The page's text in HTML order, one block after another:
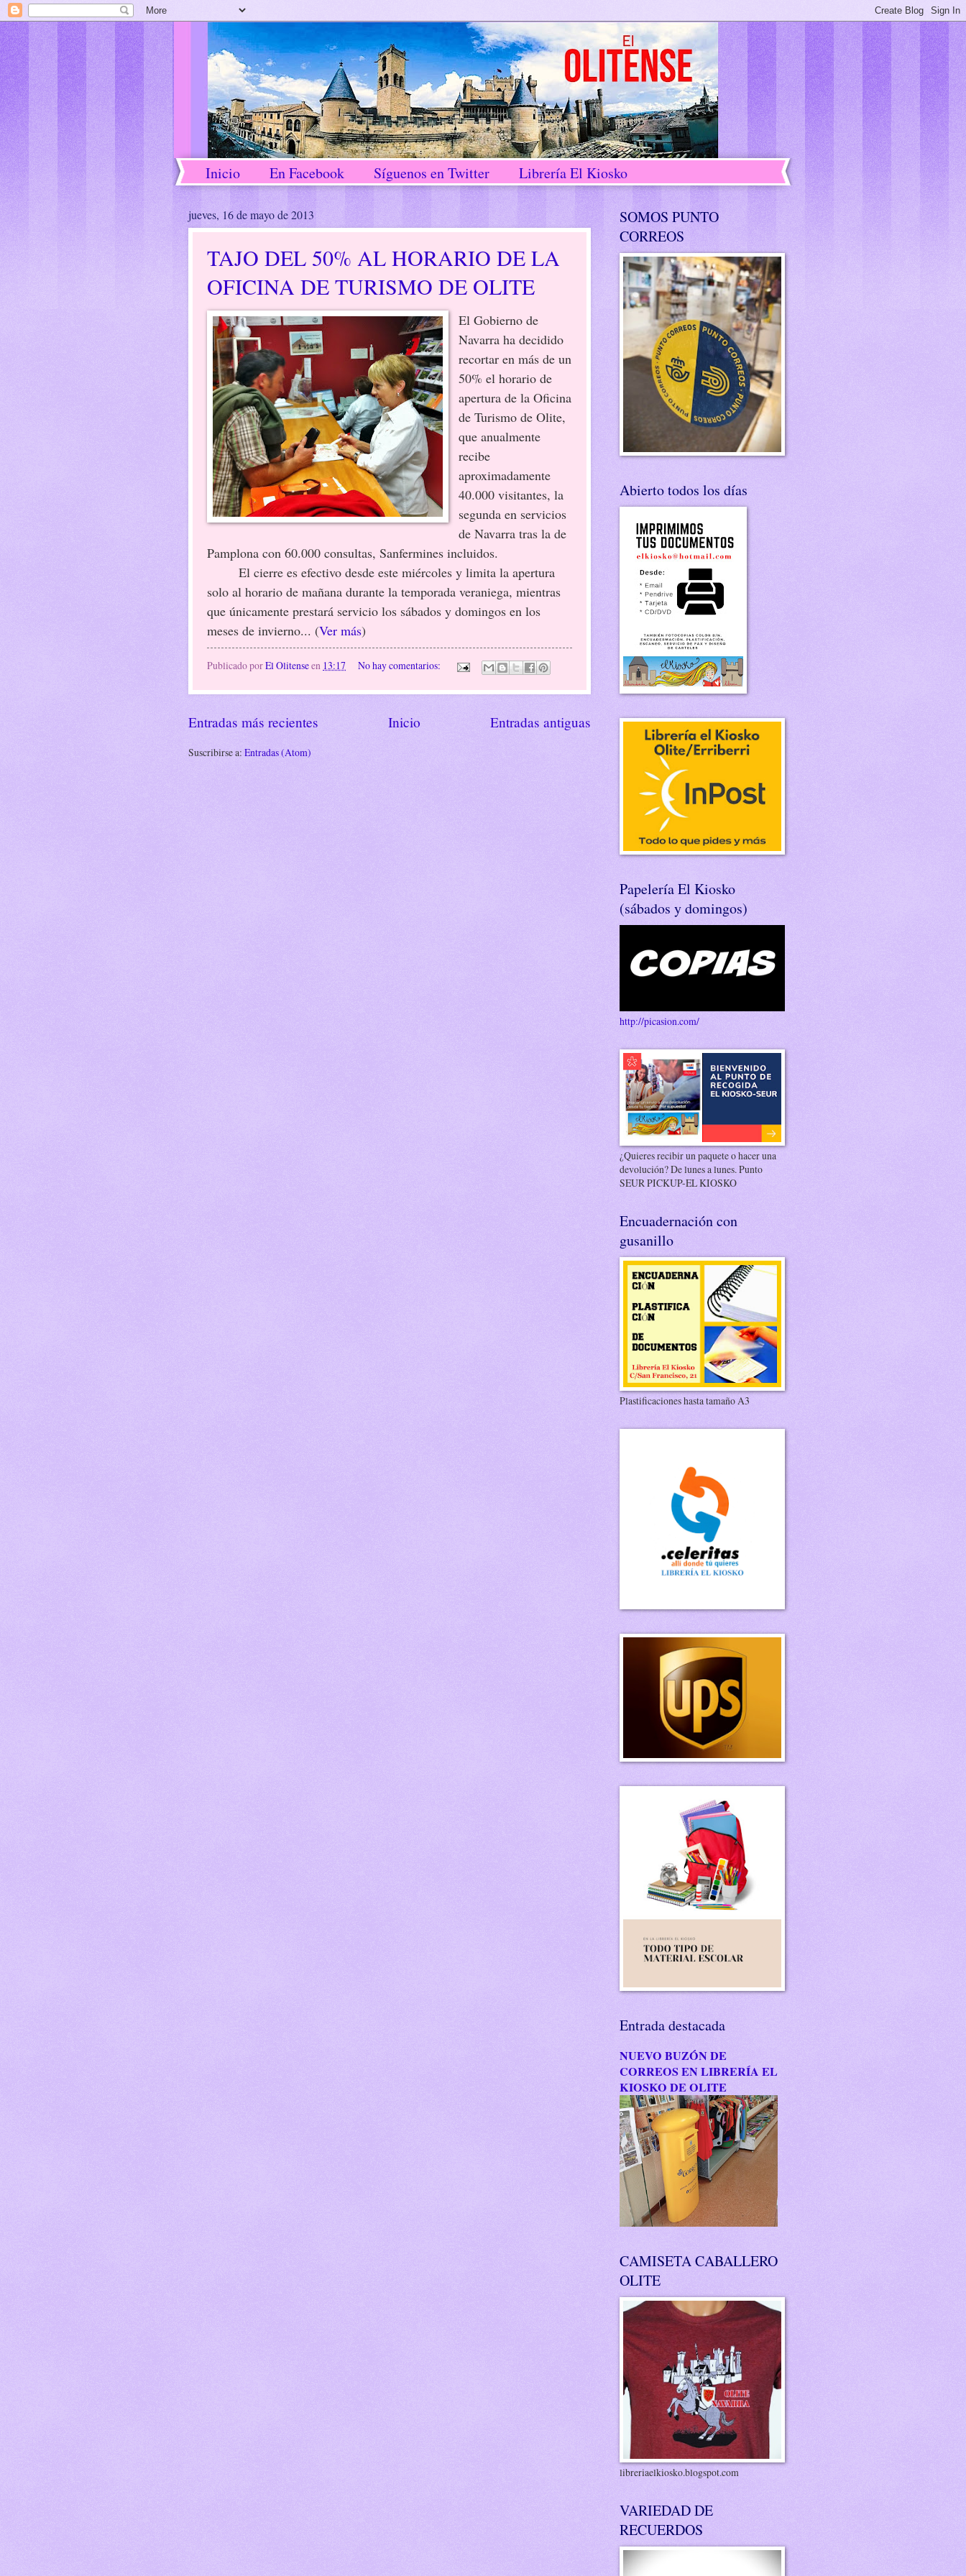
Inicio En Facebook Síguenos en Twitter Librería El Kiosko
jueves, 16 de mayo de 2013
TAJO DEL 50% AL HORARIO DE LA
OFICINA DE TURISMO DE OLITE
El Gobierno de
Navarra ha decidido
recortar en más de un
50% el horario de
apertura de la Oficina
de Turismo de Olite,
que anualmente
recibe
aproximadamente
40.000 visitantes, la
segunda en servicios
de Navarra tras la de
Pamplona con 60.000 consultas, Sanfermines incluidos.
El cierre es efectivo desde este miércoles y limita la apertura
solo al horario de mañana durante la temporada veraniega, mientras
que únicamente prestará servicio los sábados y domingos en los
meses de invierno... (Ver más)
Publicado porEl Olitenseen 13:17 No hay comentarios:
Entradas más recientes Entradas antiguas
Inicio
Suscribirse a: Entradas (Atom)
SOMOS PUNTO
CORREOS
Abierto todos los días
Papelería El Kiosko
(sábados y domingos)
http://picasion.com/
¿Quieres recibir un paquete o hacer una
devolución? De lunes a lunes. Punto
SEUR PICKUP-EL KIOSKO
Encuadernación con
gusanillo
Plastificaciones hasta tamaño A3
Entrada destacada
NUEVO BUZÓN DE
CORREOS EN LIBRERÍA EL
KIOSKO DE OLITE
CAMISETA CABALLERO
OLITE
libreriaelkiosko.blogspot.com
VARIEDAD DE
RECUERDOS